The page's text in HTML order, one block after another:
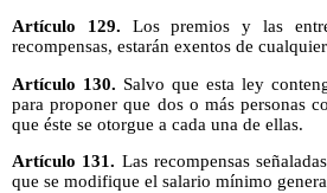
Artículo 129. Los premios y las
recompensas, estarán exentos de
Artículo 130. Salvo que esta ley
para proponer que dos o más personas
que éste se otorgue a cada una de ellas.
Artículo 131. Las recompensas
que se modifique el salario mínimo